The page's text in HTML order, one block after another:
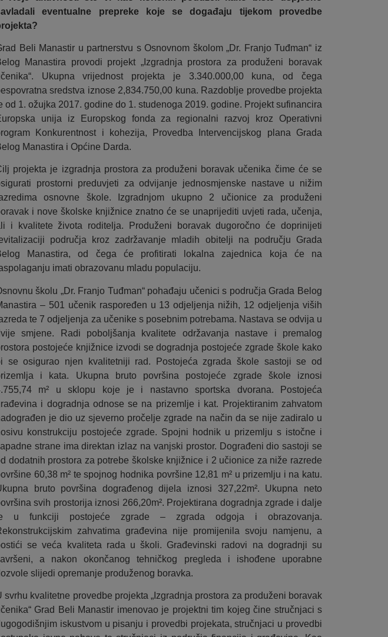
eventualne prepreke koje se događaju tijekom provedbe
Beli Manastir u partnerstvu s Osnovnom školom „Dr. Franjo Tuđman“ iz
Manastira provodi projekt „Izgradnja prostora za produženi boravak
Ukupna vrijednost projekta je 3.340.000,00 kuna, od čega
sredstva iznose 2,834.750,00 kuna. Razdoblje provedbe projekta
od 1. ožujka 2017. godine do 1. studenoga 2019. godine. Projekt sufinancira
unija iz Europskog fonda za regionalni razvoj kroz Operativni
Konkurentnost i kohezija, Provedba Intervencijskog plana Grada
Manastira i Općine Darda.
projekta je izgradnja prostora za produženi boravak učenika čime će se
prostorni preduvjeti za odvijanje jednosmjenske nastave u nižim
osnovne škole. Izgradnjom ukupno 2 učionice za produženi
i nove školske knjižnice znatno će se unaprijediti uvjeti rada, učenja,
i kvalitete života roditelja. Produženi boravak dugoročno će doprinijeti
područja kroz zadržavanje mladih obitelji na području Grada
Manastira, od čega će profitirati lokalna zajednica koja će na
imati obrazovanu mladu populaciju.
školu „Dr. Franjo Tuđman“ pohađaju učenici s područja Grada Belog
– 501 učenik raspoređen u 13 odjeljenja nižih, 12 odjeljenja viših
te 7 odjeljenja za učenike s posebnim potrebama. Nastava se odvija u
smjene. Radi poboljšanja kvalitete održavanja nastave i premalog
postojeće knjižnice izvodi se dogradnja postojeće zgrade škole kako
se osigurao njen kvalitetniji rad. Postojeća zgrada škole sastoji se od
i kata. Ukupna bruto površina postojeće zgrade škole iznosi
m² u sklopu koje je i nastavno sportska dvorana. Postojeća
i dogradnja odnose se na prizemlje i kat. Projektiranim zahvatom
je dio uz sjeverno pročelje zgrade na način da se nije zadiralo u
konstrukciju postojeće zgrade. Spojni hodnik u prizemlju s istočne i
strane ima direktan izlaz na vanjski prostor. Dograđeni dio sastoji se
dodatnih prostora za potrebe školske knjižnice i 2 učionice za niže razrede
60,38 m² te spojnog hodnika površine 12,81 m² u prizemlju i na katu.
bruto površina dograđenog dijela iznosi 327,22m². Ukupna neto
svih prostorija iznosi 266,20m². Projektirana dogradnja zgrade i dalje
u funkciji postojeće zgrade – zgrada odgoja i obrazovanja.
zahvatima građevina nije promijenila svoju namjenu, a
se veća kvaliteta rada u školi. Građevinski radovi na dogradnji su
a nakon okončanog tehničkog pregleda i ishođene uporabne
slijedi opremanje produženog boravka.
svrhu kvalitetne provedbe projekta „Izgradnja prostora za produženi boravak
Grad Beli Manastir imenovao je projektni tim kojeg čine stručnjaci s
iskustvom u pisanju i provedbi projekata, stručnjaci u provedbi